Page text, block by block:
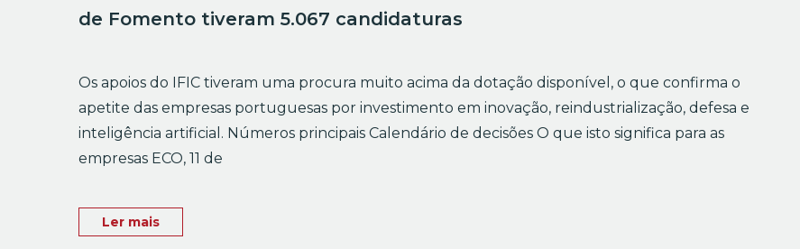
de Fomento tiveram 5.067 candidaturas
Os apoios do IFIC tiveram uma procura muito acima da dotação disponível, o que confirma o
apetite das empresas portuguesas por investimento em inovação, reindustrialização, defesa e
inteligência artificial. Números principais Calendário de decisões O que isto significa para as
empresas ECO, 11 de
Ler mais